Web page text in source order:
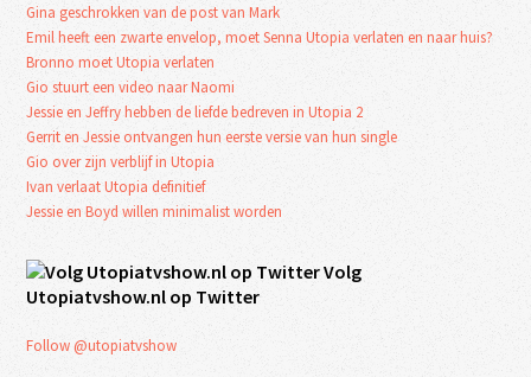
Gina geschrokken van de post van Mark
Emil heeft een zwarte envelop, moet Senna Utopia verlaten en naar huis?
Bronno moet Utopia verlaten
Gio stuurt een video naar Naomi
Jessie en Jeffry hebben de liefde bedreven in Utopia 2
Gerrit en Jessie ontvangen hun eerste versie van hun single
Gio over zijn verblijf in Utopia
Ivan verlaat Utopia definitief
Jessie en Boyd willen minimalist worden
Volg
Utopiatvshow.nl op Twitter
Follow @utopiatvshow